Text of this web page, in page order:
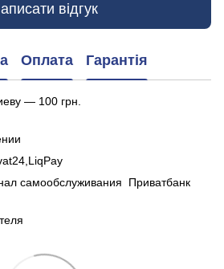
відгук
Оплата Гарантія
— 100 грн.
самообслуживания Приватбанк